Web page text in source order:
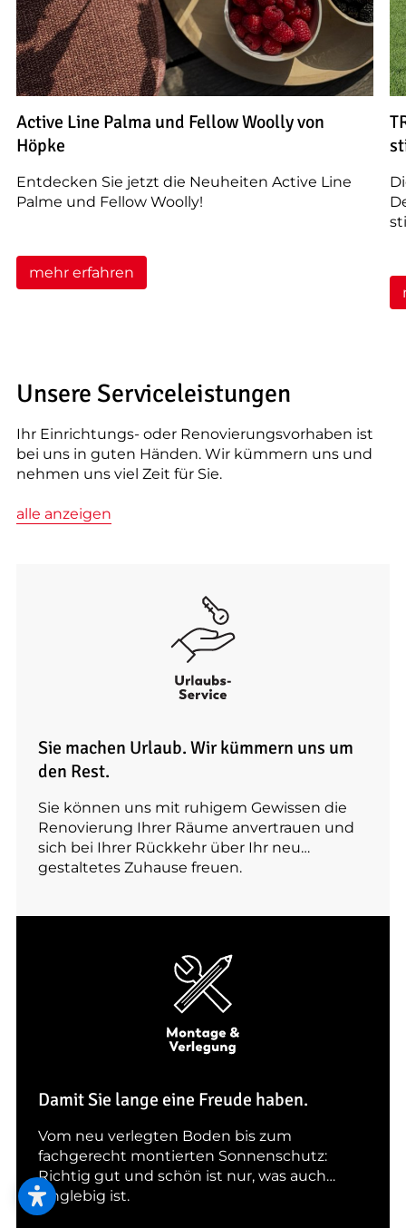
Active Line Palma und Fellow Woolly von
Höpke
Entdecken Sie jetzt die Neuheiten Active Line
Palme und Fellow Woolly!
mehr erfahren
Unsere Serviceleistungen
Ihr Einrichtungs- oder Renovierungsvorhaben ist
bei uns in guten Händen. Wir kümmern uns und
nehmen uns viel Zeit für Sie.
alle anzeigen
Sie machen Urlaub. Wir kümmern uns um
den Rest.
Sie können uns mit ruhigem Gewissen die
Renovierung Ihrer Räume anvertrauen und
sich bei Ihrer Rückkehr über Ihr neu
gestaltetes Zuhause freuen.
Damit Sie lange eine Freude haben.
Vom neu verlegten Boden bis zum
fachgerecht montierten Sonnenschutz:
Richtig gut und schön ist nur, was auch
langlebig ist.